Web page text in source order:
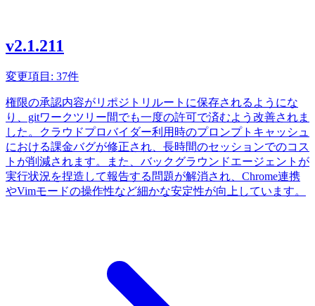
v2.1.211
変更項目: 37件
権限の承認内容がリポジトリルートに保存されるようにな
り、gitワークツリー間でも一度の許可で済むよう改善されま
した。クラウドプロバイダー利用時のプロンプトキャッシュ
における課金バグが修正され、長時間のセッションでのコス
トが削減されます。また、バックグラウンドエージェントが
実行状況を捏造して報告する問題が解消され、Chrome連携
やVimモードの操作性など細かな安定性が向上しています。